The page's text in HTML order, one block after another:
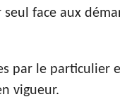
face aux
par le particulier
vigueur.